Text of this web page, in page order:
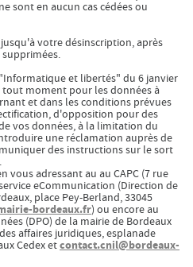
de Trevor Yeung
murmures des mornes"
sont en aucun cas cédées ou
votre désinscription, après
et libertés" du 6 janvier
tout moment pour les données à
et dans les conditions prévues
d'opposition pour des
vos données, à la limitation du
une réclamation auprès de
des instructions sur le sort
vous adressant au au CAPC (7 rue
eCommunication (Direction de
place Pey-Berland, 33045
bordeaux.fr) ou encore au
(DPO) de la mairie de Bordeaux
affaires juridiques, esplanade
Cedex etcontact.cnil@bordeaux-